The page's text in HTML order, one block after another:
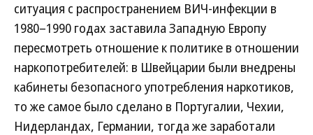
ситуация с распространением ВИЧ-инфекции в
1980–1990 годах заставила Западную Европу
пересмотреть отношение к политике в отношении
наркопотребителей: в Швейцарии были внедрены
кабинеты безопасного употребления наркотиков,
то же самое было сделано в Португалии, Чехии,
Нидерландах, Германии, тогда же заработали